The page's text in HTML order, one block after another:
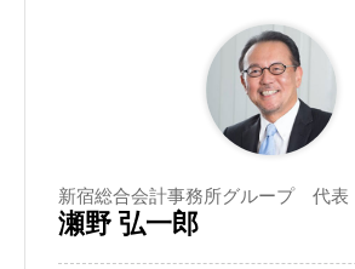
新宿総合会計事務所グループ 代表
瀬野 弘一郎